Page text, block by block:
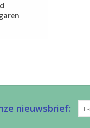
nieuwsbrief: